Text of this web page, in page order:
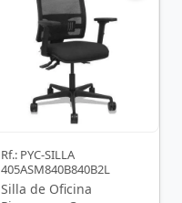
Rf.: PYC-SILLA
405ASM840B840B2L
Silla de Oficina